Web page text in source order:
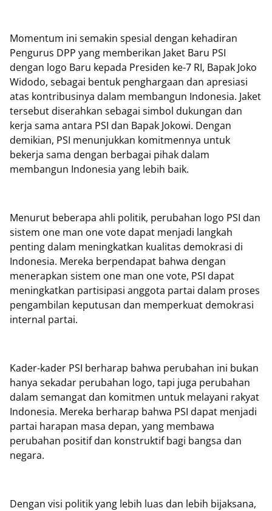
Momentum ini semakin spesial dengan kehadiran
Pengurus DPP yang memberikan Jaket Baru PSI
dengan logo Baru kepada Presiden ke-7 RI, Bapak Joko
Widodo, sebagai bentuk penghargaan dan apresiasi
atas kontribusinya dalam membangun Indonesia. Jaket
tersebut diserahkan sebagai simbol dukungan dan
kerja sama antara PSI dan Bapak Jokowi. Dengan
demikian, PSI menunjukkan komitmennya untuk
bekerja sama dengan berbagai pihak dalam
membangun Indonesia yang lebih baik.
Menurut beberapa ahli politik, perubahan logo PSI dan
sistem one man one vote dapat menjadi langkah
penting dalam meningkatkan kualitas demokrasi di
Indonesia. Mereka berpendapat bahwa dengan
menerapkan sistem one man one vote, PSI dapat
meningkatkan partisipasi anggota partai dalam proses
pengambilan keputusan dan memperkuat demokrasi
internal partai.
Kader-kader PSI berharap bahwa perubahan ini bukan
hanya sekadar perubahan logo, tapi juga perubahan
dalam semangat dan komitmen untuk melayani rakyat
Indonesia. Mereka berharap bahwa PSI dapat menjadi
partai harapan masa depan, yang membawa
perubahan positif dan konstruktif bagi bangsa dan
negara.
Dengan visi politik yang lebih luas dan lebih bijaksana,